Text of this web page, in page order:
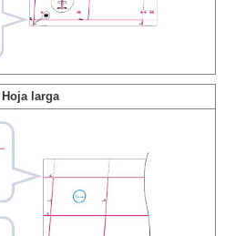
Hoja larga